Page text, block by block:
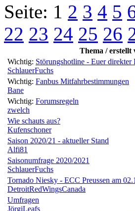
Seite: 1 2 3 4 5
22 23 24 25 26
Thema / erstellt
Wichtig: Störungshotline - Euer direkter
SchlauerFuchs
Wichtig: Fanbus Mitfahrbestimmungen
Bane
Wichtig: Forumsregeln
zwelch
Wie schauts aus?
Kufenschoner
Saison 2020/21 - aktueller Stand
Alfi81
Saisonumfrage 2020/2021
SchlauerFuchs
Tornado Niesky - ECC Preussen am
DetroitRedWingsCanada
Umfragen
JörgiLeafs